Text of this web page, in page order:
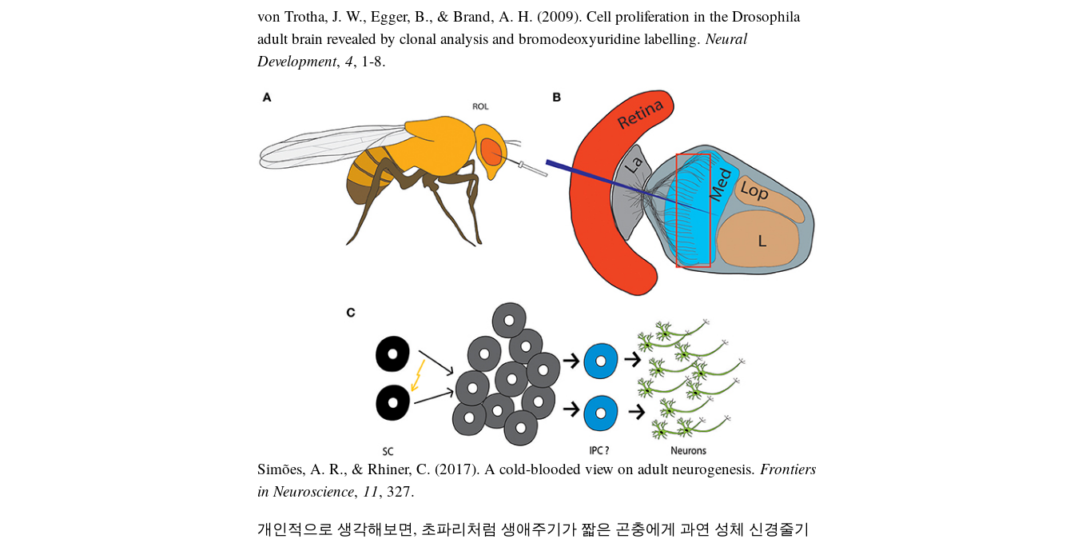
von Trotha, J. W., Egger, B., & Brand, A. H. (2009). Cell proliferation in the Drosophila
adult brain revealed by clonal analysis and bromodeoxyuridine labelling.Neural
Development, 4, 1-8.
Simões, A. R., & Rhiner, C. (2017). A cold-blooded view on adult neurogenesis. Frontiers
in Neuroscience, 11, 327.
개인적으로 생각해보면, 초파리처럼 생애주기가 짧은 곤충에게 과연 성체 신경줄기